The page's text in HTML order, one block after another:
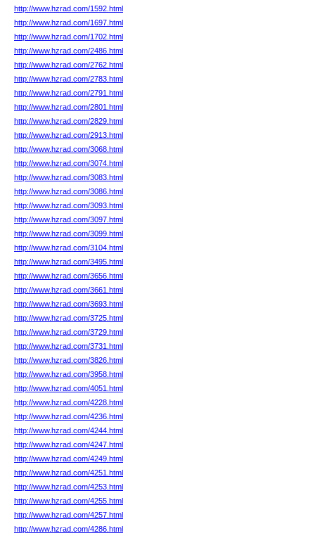
http://www.hzrad.com/1592.html
http://www.hzrad.com/1697.html
http://www.hzrad.com/1702.html
http://www.hzrad.com/2486.html
http://www.hzrad.com/2762.html
http://www.hzrad.com/2783.html
http://www.hzrad.com/2791.html
http://www.hzrad.com/2801.html
http://www.hzrad.com/2829.html
http://www.hzrad.com/2913.html
http://www.hzrad.com/3068.html
http://www.hzrad.com/3074.html
http://www.hzrad.com/3083.html
http://www.hzrad.com/3086.html
http://www.hzrad.com/3093.html
http://www.hzrad.com/3097.html
http://www.hzrad.com/3099.html
http://www.hzrad.com/3104.html
http://www.hzrad.com/3495.html
http://www.hzrad.com/3656.html
http://www.hzrad.com/3661.html
http://www.hzrad.com/3693.html
http://www.hzrad.com/3725.html
http://www.hzrad.com/3729.html
http://www.hzrad.com/3731.html
http://www.hzrad.com/3826.html
http://www.hzrad.com/3958.html
http://www.hzrad.com/4051.html
http://www.hzrad.com/4228.html
http://www.hzrad.com/4236.html
http://www.hzrad.com/4244.html
http://www.hzrad.com/4247.html
http://www.hzrad.com/4249.html
http://www.hzrad.com/4251.html
http://www.hzrad.com/4253.html
http://www.hzrad.com/4255.html
http://www.hzrad.com/4257.html
http://www.hzrad.com/4286.html